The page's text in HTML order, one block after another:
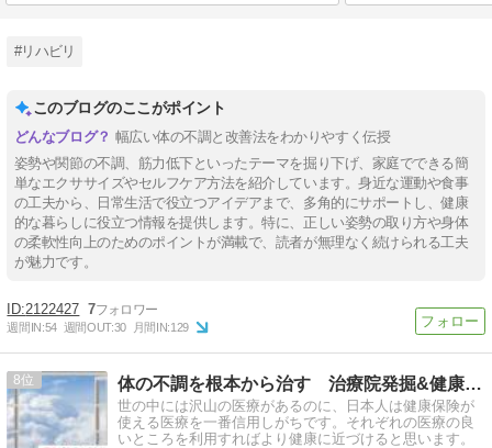
#リハビリ
このブログのここがポイント
幅広い体の不調と改善法をわかりやすく伝授
姿勢や関節の不調、筋力低下といったテーマを掘り下げ、家庭でできる簡
単なエクササイズやセルフケア方法を紹介しています。身近な運動や食事
の工夫から、日常生活で役立つアイデアまで、多角的にサポートし、健康
的な暮らしに役立つ情報を提供します。特に、正しい姿勢の取り方や身体
の柔軟性向上のためのポイントが満載で、読者が無理なく続けられる工夫
が魅力です。
2122427 7
週間IN:54 週間OUT:30 月間IN:129
8 体の不調を根本から治す 治療院発掘&健康navi
世の中には沢山の医療があるのに、日本人は健康保険が
使える医療を一番信用しがちです。それぞれの医療の良
いところを利用すればより健康に近づけると思います。